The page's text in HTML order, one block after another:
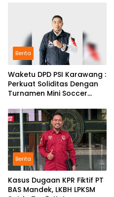
Berita
Waketu DPD PSI Karawang :
Perkuat Soliditas Dengan
Turnamen Mini Soccer
Berita
Kasus Dugaan KPR Fiktif PT
BAS Mandek, LKBH LPKSM